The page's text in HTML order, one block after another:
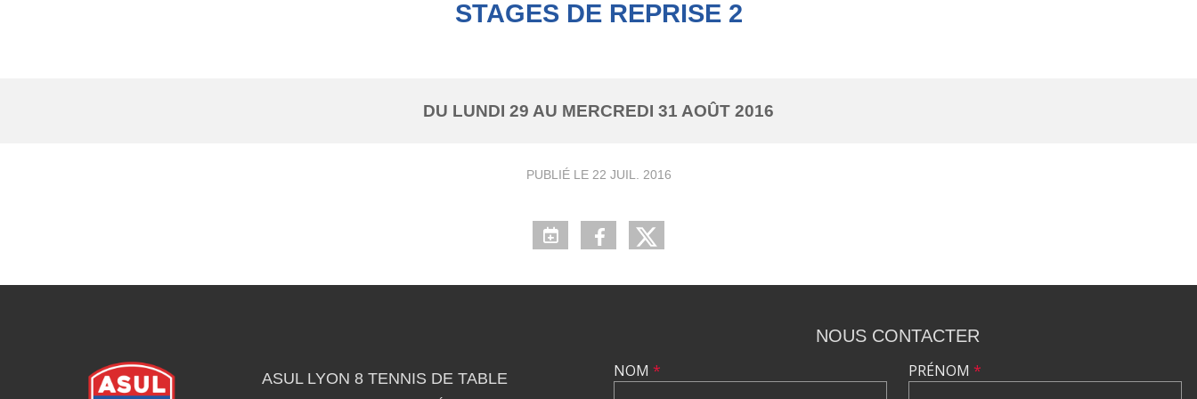
STAGES DE REPRISE 2
DU LUNDI 29 AU MERCREDI 31 AOÛT 2016
PUBLIÉ LE 22 JUIL. 2016
ASUL LYON 8 TENNIS DE TABLE
NOUS CONTACTER
NOM * PRÉNOM *